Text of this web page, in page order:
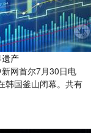
产
网首尔7月30日电
韩国釜山闭幕。共有